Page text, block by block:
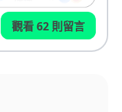
觀看 62 則留言